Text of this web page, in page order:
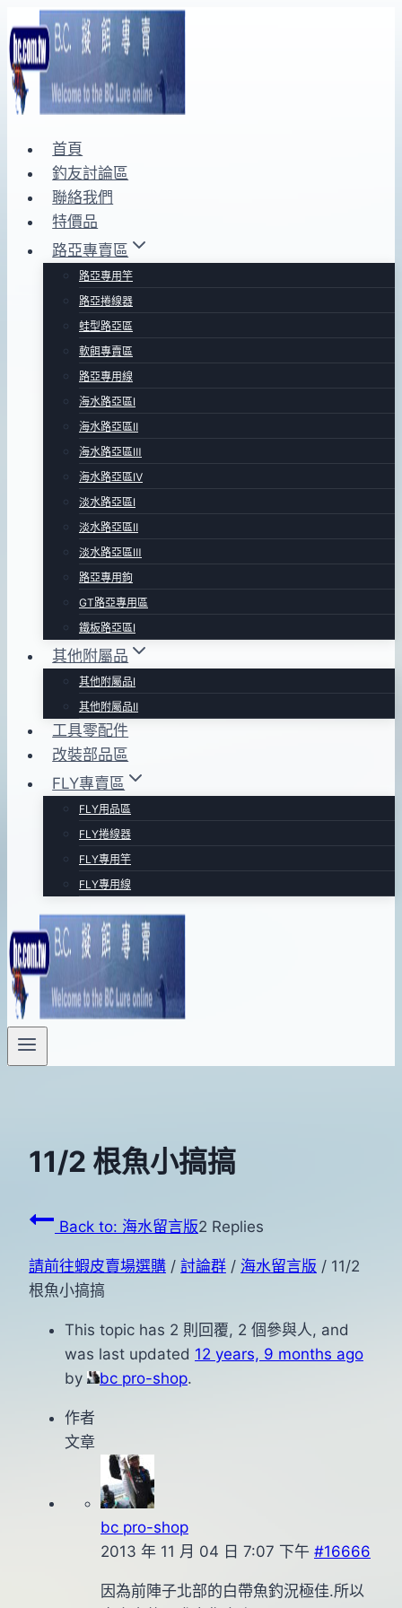
to
content
首頁
釣友討論區
聯絡我們
特價品
路亞專賣區
路亞專用竿
路亞捲線器
蛙型路亞區
軟餌專賣區
路亞專用線
海水路亞區Ⅰ
海水路亞區Ⅱ
海水路亞區Ⅲ
海水路亞區Ⅳ
淡水路亞區Ⅰ
淡水路亞區Ⅱ
淡水路亞區Ⅲ
路亞專用鉤
GT路亞專用區
鐵板路亞區Ⅰ
其他附屬品
其他附屬品Ⅰ
其他附屬品Ⅱ
工具零配件
改裝部品區
FLY專賣區
FLY用品區
FLY捲線器
FLY專用竿
FLY專用線
11/2 根魚小搞搞
Back to: 海水留言版2 Replies
請前往蝦皮賣場選購 / 討論群 / 海水留言版 / 11/2
根魚小搞搞
This topic has 2 則回覆, 2 個參與人, and
was last updated 12 years, 9 months ago
by
bc pro-shop.
作者
文章
bc pro-shop
2013 年 11 月 04 日 7:07 下午 #16666
因為前陣子北部的白帶魚釣況極佳.所以